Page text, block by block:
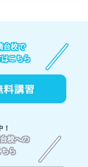
！
校への
ら
台校で
こちら